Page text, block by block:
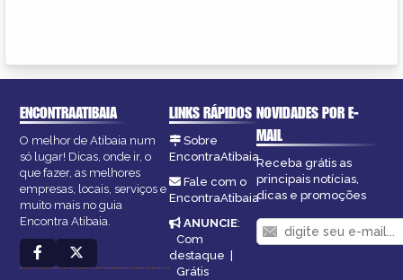
ENCONTRAATIBAIA
O melhor de Atibaia num
só lugar! Dicas, onde ir, o
que fazer, as melhores
empresas, locais, serviços e
muito mais no guia
Encontra Atibaia.
LINKS RÁPIDOS
Sobre
EncontraAtibaia
Fale com o
EncontraAtibaia
ANUNCIE:
Com
destaque
Grátis
NOVIDADES POR E-
MAIL
Receba grátis as
principais notícias,
dicas e promoções